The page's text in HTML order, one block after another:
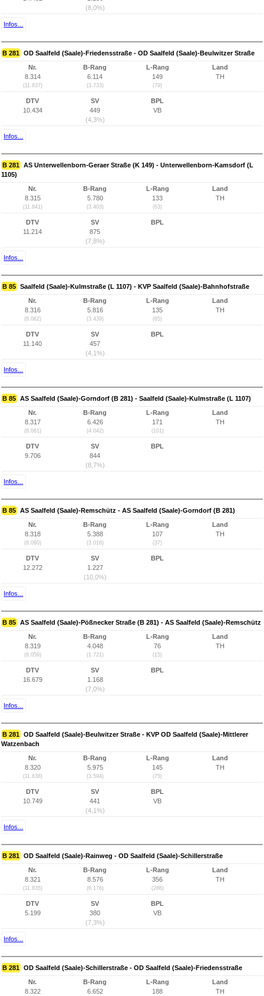
(8,0%)
Infos...
B 281 OD Saalfeld (Saale)-Friedensstraße - OD Saalfeld (Saale)-Beulwitzer Straße
Nr.
8.314
(11.837)
B-Rang
6.114
(3.733)
L-Rang
149
(79)
Land
TH
DTV
10.434
SV
449
(4,3%)
BPL
VB
Infos...
B 281 AS Unterwellenborn-Geraer Straße (K 149) - Unterwellenborn-Kamsdorf (L
1105)
Nr.
8.315
(11.841)
B-Rang
5.780
(3.403)
L-Rang
133
(63)
Land
TH
DTV
11.214
SV
875
(7,8%)
BPL
Infos...
B 85 Saalfeld (Saale)-Kulmstraße (L 1107) - KVP Saalfeld (Saale)-Bahnhofstraße
Nr.
8.316
(8.062)
B-Rang
5.816
(3.439)
L-Rang
135
(65)
Land
TH
DTV
11.140
SV
457
(4,1%)
BPL
Infos...
B 85 AS Saalfeld (Saale)-Gorndorf (B 281) - Saalfeld (Saale)-Kulmstraße (L 1107)
Nr.
8.317
(8.061)
B-Rang
6.426
(4.042)
L-Rang
171
(101)
Land
TH
DTV
9.706
SV
844
(8,7%)
BPL
Infos...
B 85 AS Saalfeld (Saale)-Remschütz - AS Saalfeld (Saale)-Gorndorf (B 281)
Nr.
8.318
(8.060)
B-Rang
5.388
(3.016)
L-Rang
107
(37)
Land
TH
DTV
12.272
SV
1.227
(10,0%)
BPL
Infos...
B 85 AS Saalfeld (Saale)-Pößnecker Straße (B 281) - AS Saalfeld (Saale)-Remschütz
Nr.
8.319
(8.059)
B-Rang
4.048
(1.721)
L-Rang
76
(15)
Land
TH
DTV
16.679
SV
1.168
(7,0%)
BPL
Infos...
B 281 OD Saalfeld (Saale)-Beulwitzer Straße - KVP OD Saalfeld (Saale)-Mittlerer
Watzenbach
Nr.
8.320
(11.838)
B-Rang
5.975
(3.594)
L-Rang
145
(75)
Land
TH
DTV
10.749
SV
441
(4,1%)
BPL
VB
Infos...
B 281 OD Saalfeld (Saale)-Rainweg - OD Saalfeld (Saale)-Schillerstraße
Nr.
8.321
(11.835)
B-Rang
8.576
(6.176)
L-Rang
356
(286)
Land
TH
DTV
5.199
SV
380
(7,3%)
BPL
VB
Infos...
B 281 OD Saalfeld (Saale)-Schillerstraße - OD Saalfeld (Saale)-Friedensstraße
Nr.
8.322
B-Rang
6.652
L-Rang
188
Land
TH